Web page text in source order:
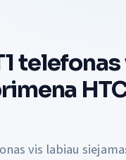
telefonas
vis labiau